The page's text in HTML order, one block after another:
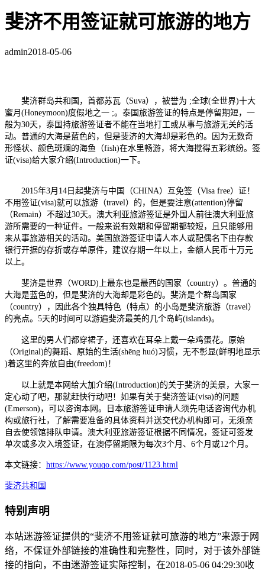
斐济不用签证就可旅游的地方
admin2018-05-06
斐济群岛共和国，首都苏瓦（Suva），被誉为 ;全球(全世界)十大
蜜月(Honeymoon)度假地之一 ;。泰国旅游签证的特点是停留期短，一
般为30天，泰国持旅游签证者不能在当地打工或从事与旅游无关的活
动。普通的大海是蓝色的，但是斐济的大海却是彩色的。因为无数奇
形怪状、颜色斑斓的海鱼（fish)在水里畅游，将大海搅得五彩缤纷。签
证(visa)给大家介绍(Introduction)一下。
2015年3月14日起斐济与中国（CHINA）互免签（Visa free）证！
不用签证(visa)就可以旅游（travel）的，但是要注意(attention)停留
（Remain）不超过30天。澳大利亚旅游签证是外国人前往澳大利亚旅
游所需要的一种证件。一般来说有效期和停留期都较短，且只能够用
来从事旅游相关的活动。美国旅游签证申请人本人或配偶名下由存款
银行开据的存折或存单原件，建议存期一年以上，金额人民币十万元
以上。
斐济是世界（WORD)上最东也是最西的国家（country）。普通的
大海是蓝色的，但是斐济的大海却是彩色的。斐济是个群岛国家
（country），因此各个独具特色（特点）的小岛是斐济旅游（travel）
的亮点。5天的时间可以游遍斐济最美的几个岛屿(islands)。
这里的男人们都穿裙子，还喜欢在耳朵上戴一朵鸡蛋花。原始
（Original)的舞蹈、原始的生活(shēng huó)习惯，无不彰显(鲜明地显示
)着这里的奔放自由(freedom)！
以上就是本网给大加介绍(Introduction)的关于斐济的美景，大家一
定心动了吧，那就赶快行动吧！如果有关于斐济签证(visa)的问题
(Emerson)，可以咨询本网。日本旅游签证申请人须先电话咨询代办机
构或旅行社，了解需要准备的具体资料并送交代办机构即可，无须亲
自去使领馆排队申请。澳大利亚旅游签证根据不同情况，签证可签发
单次或多次入境签证，在澳停留期限为每次3个月、6个月或12个月。
本文链接： https://www.youqo.com/post/1123.html
斐济共和国
特别声明
本站迷游签证提供的“斐济不用签证就可旅游的地方”来源于网
络，不保证外部链接的准确性和完整性，同时，对于该外部链
接的指向，不由迷游签证实际控制，在2018-05-06 04:29:30收